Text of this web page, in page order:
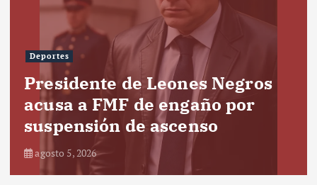
Deportes
Presidente de Leones Negros
acusa a FMF de engaño por
suspensión de ascenso
agosto 5, 2026